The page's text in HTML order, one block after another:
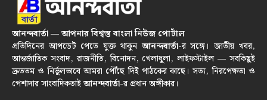
আনন্দবার্তা — আপনার বিশ্বস্ত বাংলা নিউজ পোর্টাল
প্রতিদিনের আপডেট পেতে যুক্ত থাকুনআনন্দবার্তা-র সঙ্গে। জাতীয় খবর,
আন্তর্জাতিক সংবাদ, রাজনীতি, বিনোদন, খেলাধুলা, লাইফস্টাইল — সবকিছুই
দ্রুততম ও নির্ভুলভাবে আমরা পৌঁছে দিই পাঠকের কাছে। সত্য, নিরপেক্ষতা ও
পেশাদার সাংবাদিকতাইআনন্দবার্তা-র প্রধান অঙ্গীকার।